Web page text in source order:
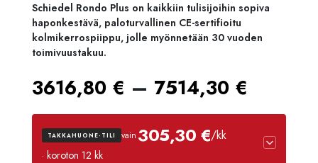
Schiedel Rondo Plus on kaikkiin tulisijoihin sopiva
haponkestävä, paloturvallinen CE-sertifioitu
kolmikerrospiippu, jolle myönnetään 30 vuoden
toimivuustakuu.
3616,80 € – 7514,30 €
TAKKAHUONE-TILI vain 305,30 €/kk
· koroton 12 kk